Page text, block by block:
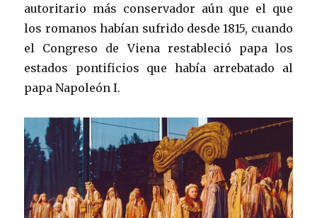
autoritario más conservador aún que el que
los romanos habían sufrido desde 1815, cuando
el Congreso de Viena restableció papa los
estados pontificios que había arrebatado al
papa Napoleón I.